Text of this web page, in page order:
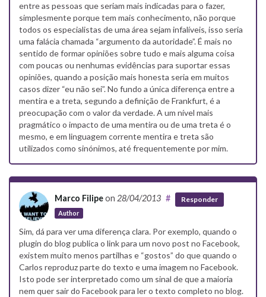
entre as pessoas que seriam mais indicadas para o fazer,
simplesmente porque tem mais conhecimento, não porque
todos os especialistas de uma área sejam infalíveis, isso seria
uma falácia chamada “argumento da autoridade”. É mais no
sentido de formar opiniões sobre tudo e mais alguma coisa
com poucas ou nenhumas evidências para suportar essas
opiniões, quando a posição mais honesta seria em muitos
casos dizer “eu não sei”. No fundo a única diferença entre a
mentira e a treta, segundo a definição de Frankfurt, é a
preocupação com o valor da verdade. A um nível mais
pragmático o impacto de uma mentira ou de uma treta é o
mesmo, e em linguagem corrente mentira e treta são
utilizados como sinónimos, até frequentemente por mim.
Marco Filipeon 28/04/2013
Author
# Responder
Sim, dá para ver uma diferença clara. Por exemplo, quando o
plugin do blog publica o link para um novo post no Facebook,
existem muito menos partilhas e “gostos” do que quando o
Carlos reproduz parte do texto e uma imagem no Facebook.
Isto pode ser interpretado como um sinal de que a maioria
nem quer sair do Facebook para ler o texto completo no blog.